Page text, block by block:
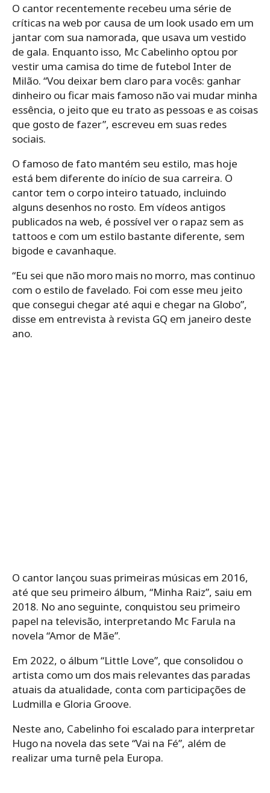
O cantor recentemente recebeu uma série de
críticas na web por causa de um look usado em um
jantar com sua namorada, que usava um vestido
de gala. Enquanto isso, Mc Cabelinho optou por
vestir uma camisa do time de futebol Inter de
Milão. “Vou deixar bem claro para vocês: ganhar
dinheiro ou ficar mais famoso não vai mudar minha
essência, o jeito que eu trato as pessoas e as coisas
que gosto de fazer”, escreveu em suas redes
sociais.
O famoso de fato mantém seu estilo, mas hoje
está bem diferente do início de sua carreira. O
cantor tem o corpo inteiro tatuado, incluindo
alguns desenhos no rosto. Em vídeos antigos
publicados na web, é possível ver o rapaz sem as
tattoos e com um estilo bastante diferente, sem
bigode e cavanhaque.
“Eu sei que não moro mais no morro, mas continuo
com o estilo de favelado. Foi com esse meu jeito
que consegui chegar até aqui e chegar na Globo”,
disse em entrevista à revista GQ em janeiro deste
ano.
O cantor lançou suas primeiras músicas em 2016,
até que seu primeiro álbum, “Minha Raiz”, saiu em
2018. No ano seguinte, conquistou seu primeiro
papel na televisão, interpretando Mc Farula na
novela “Amor de Mãe”.
Em 2022, o álbum “Little Love”, que consolidou o
artista como um dos mais relevantes das paradas
atuais da atualidade, conta com participações de
Ludmilla e Gloria Groove.
Neste ano, Cabelinho foi escalado para interpretar
Hugo na novela das sete “Vai na Fé”, além de
realizar uma turnê pela Europa.